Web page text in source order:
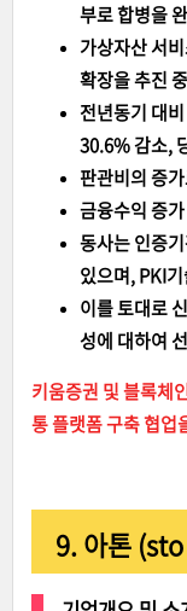
부로 합병을
가상자산 서
확장을 추진
전년동기 대
30.6% 감소,
판관비의 증
금융수익 증
동사는 인증
있으며, PKI
이를 토대로
성에 대하여
키움증권 및 블록체
통 플랫폼 구축 협업
9. 아톤